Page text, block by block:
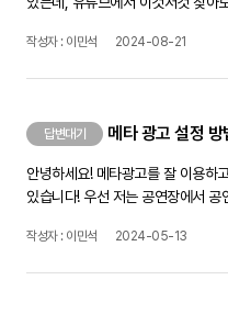
픽셀을 쉽게 말해서 설명 부탁드립
작성자 : 이민석 2024-08-21
답변대기 메타 광고 설정 방
안녕하세요! 메타광고를 잘 이용하
있습니다! 우선 저는 공연장에서 공연
방법을 말씀 드리면, 늘 저는 처음에 트래픽으로 설정을 하고 지역도
작성자 : 이민석 2024-05-13